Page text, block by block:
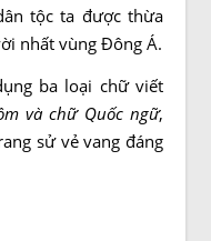
tộc ta được thừa
nhất vùng Đông Á.
ba loại chữ viết
và chữ Quốc ngữ,
sử vẻ vang đáng